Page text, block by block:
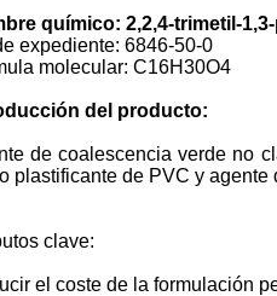
químico: 2,2,4-trimetil-
expediente: 6846-50-0
molecular: C16H30O4
del producto:
de coalescencia verde no
plastificante de PVC y
clave:
el coste de la formulación